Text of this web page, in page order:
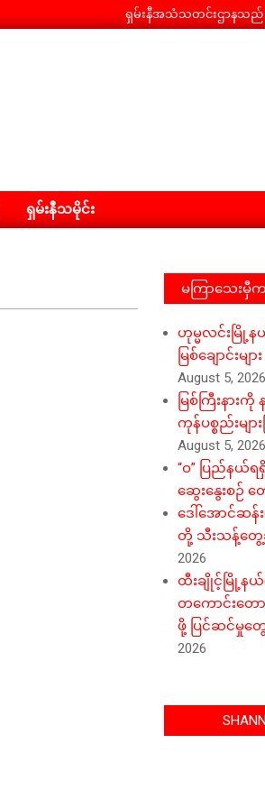
ရှမ်းနီအသံသတင်းဌာနသည်
ရှမ်းနီသမိုင်း
မကြာသေးမှီ
ဟုမ္မလင်းမြို့
မြစ်ချောင်းမ
August 5, 2026
မြစ်ကြီးနာ
ကုန်ပစ္စည်းမျ
August 5, 2026
“ဝ” ပြည်နယ်ရရှိ
ဆွေးနွေးစဉ် တ
ဒေါ်အောင်ဆ
တို့ သီးသန့်တွေ့ဆုံ
2026
ထီးချိုင့်မြို့နယ်
တကောင်းတ
ဖို့ ပြင်ဆင်မှုတွ
2026